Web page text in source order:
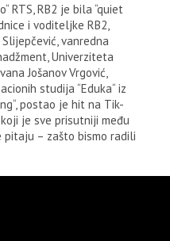
RTS, RB2 je bila “quiet
i voditeljke RB2,
vanredna
Univerziteta
Jošanov Vrgović,
studija “Eduka“ iz
postao je hit na Tik-
je sve prisutniji među
– zašto bismo radili